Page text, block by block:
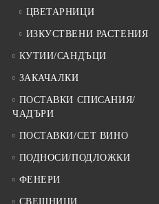
ЦВЕТАРНИЦИ
ИЗКУСТВЕНИ РАСТЕНИЯ
КУТИИ/САНДЪЦИ
ЗАКАЧАЛКИ
ПОСТАВКИ СПИСАНИЯ/
ЧАДЪРИ
ПОСТАВКИ/СЕТ ВИНО
ПОДНОСИ/ПОДЛОЖКИ
ФЕНЕРИ
СВЕЩНИЦИ